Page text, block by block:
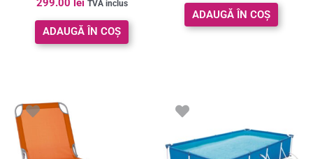
5.00
din 5
TVA inclus
ADAUGĂ ÎN COȘ
ADAUGĂ ÎN COȘ
a
fost:
149.00 lei.
fost:
759.00 lei.
699.00